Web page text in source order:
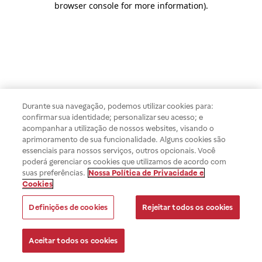
browser console for more information).
Durante sua navegação, podemos utilizar cookies para:
confirmar sua identidade; personalizar seu acesso; e
acompanhar a utilização de nossos websites, visando o
aprimoramento de sua funcionalidade. Alguns cookies são
essenciais para nossos serviços, outros opcionais. Você
poderá gerenciar os cookies que utilizamos de acordo com
suas preferências. Nossa Política de Privacidade e
Cookies
Definições de cookies Rejeitar todos os cookies
Aceitar todos os cookies